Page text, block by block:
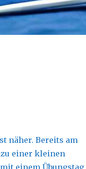
näher. Bereits am
einer kleinen